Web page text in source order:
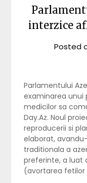
interzice
Posted
Parlamentului
examinarea unui
medicilor sa
Day.Az. Noul
reproducerii si
elaborat,
traditionala a
preferinte, a luat
(avortarea fetilor